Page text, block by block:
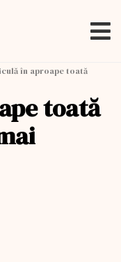
în aproape toată
toată